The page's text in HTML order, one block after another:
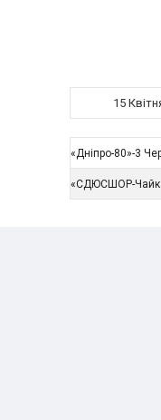
15
«Дніпро-80»-3
«СДЮСШОР-